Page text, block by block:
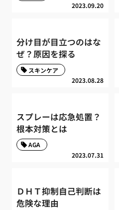
2023.09.20
分け目が目立つのはな
ぜ？原因を探る
2023.08.28
スキンケア
スプレーは応急処置？
根本対策とは
2023.07.31
AGA
ＤＨＴ抑制自己判断は
危険な理由